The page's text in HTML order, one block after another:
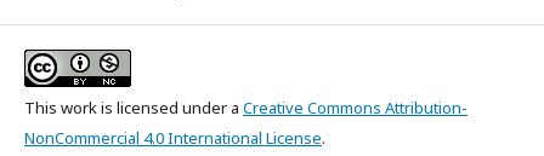
This work is licensed under a Creative Commons Attribution-
NonCommercial 4.0 International License.